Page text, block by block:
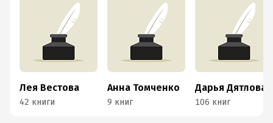
Лея Вестова
42 книги
Анна Томченко
9 книг
Дарья Дятлова
106 книг